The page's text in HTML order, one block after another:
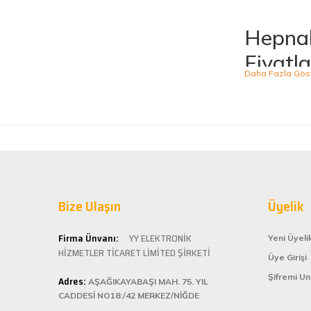
alışveriş
ömürlü
Kolay
istediğiniz
bilgilere
Bize Ulaşın
Firma Ünvanı:
YY ELEKTRONİK
HİZMETLER TİCARET LİMİTED ŞİRKETİ
Adres: AŞAĞIKAYABAŞI MAH. 75. YIL
CADDESİ NO18:/42 MERKEZ/NİĞDE
Üyelik
Yeni
Üye Girişi
Şifremi